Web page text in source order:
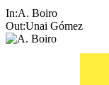
In:A. Boiro
Out:Unai Gómez